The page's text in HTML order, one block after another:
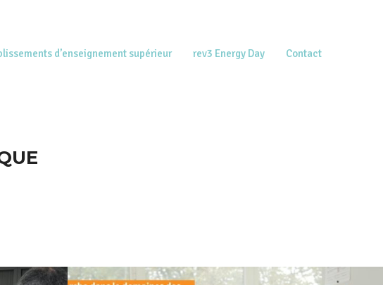
d’enseignement supérieur rev3 Energy Day Contact